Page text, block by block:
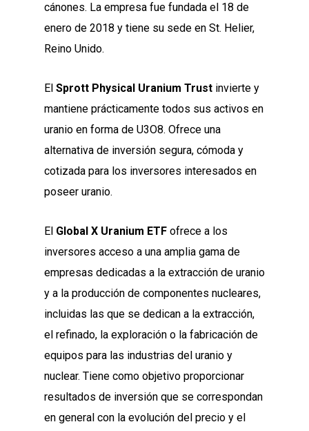
cánones. La empresa fue fundada el 18 de
enero de 2018 y tiene su sede en St. Helier,
Reino Unido.
El Sprott Physical Uranium Trust invierte y
mantiene prácticamente todos sus activos en
uranio en forma de U3O8. Ofrece una
alternativa de inversión segura, cómoda y
cotizada para los inversores interesados en
poseer uranio.
El Global X Uranium ETF ofrece a los
inversores acceso a una amplia gama de
empresas dedicadas a la extracción de uranio
y a la producción de componentes nucleares,
incluidas las que se dedican a la extracción,
el refinado, la exploración o la fabricación de
equipos para las industrias del uranio y
nuclear. Tiene como objetivo proporcionar
resultados de inversión que se correspondan
en general con la evolución del precio y el